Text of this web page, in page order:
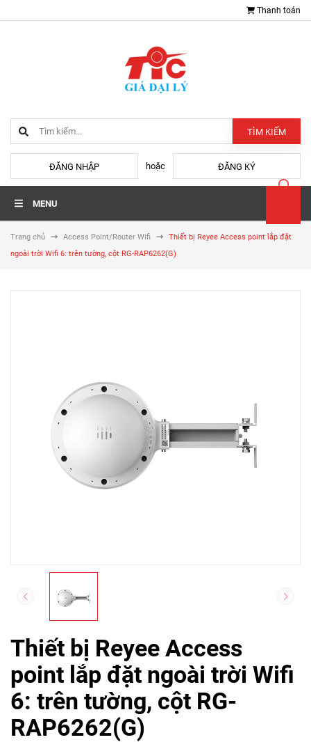
Thanh toán
TÌM KIẾM
ĐĂNG NHẬP hoặc ĐĂNG KÝ
MENU
Trang chủ Access Point/Router Wifi
Thiết bị Reyee Access point lắp đặt
ngoài trời Wifi 6: trên tường, cột RG-RAP6262(G)
Thiết bị Reyee Access
point lắp đặt ngoài trời Wifi
6: trên tường, cột RG-
RAP6262(G)